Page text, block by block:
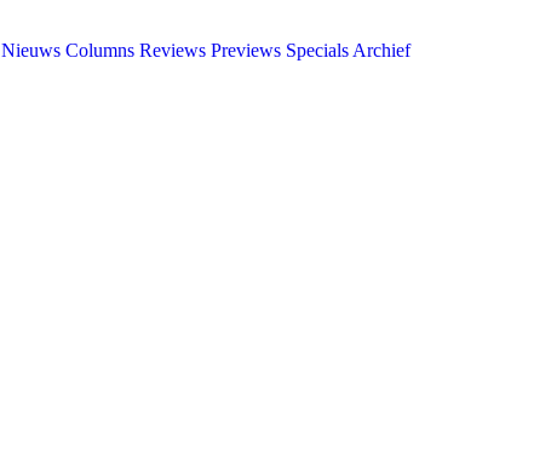
Nieuws Columns Reviews Previews Specials Archief